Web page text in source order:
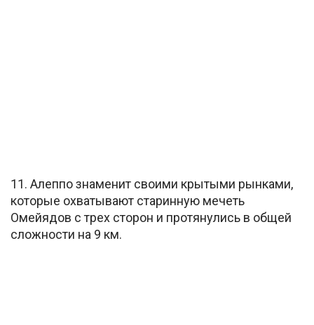
11. Алеппо знаменит своими крытыми рынками,
которые охватывают старинную мечеть
Омейядов с трех сторон и протянулись в общей
сложности на 9 км.